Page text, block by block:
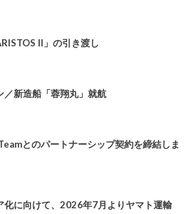
II」の引き渡し
／新造船「蓉翔丸」就航
とのパートナーシップ契約を締結しま
化に向けて、2026年7月よりヤマト運輸